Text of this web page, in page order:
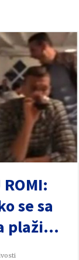
ROMI:
se sa
plaži…